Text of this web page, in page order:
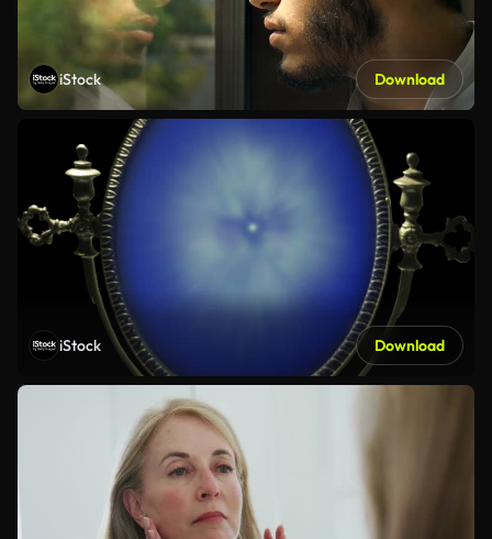
iStock Download
iStock Download